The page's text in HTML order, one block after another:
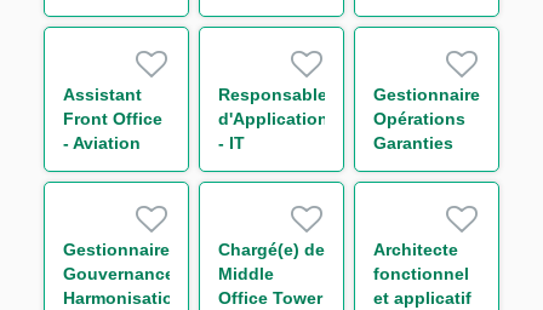
Financements
Transaction
Solutions
Group (CDD)
H/F
Manager
Assistant
Front Office
- Aviation
Group H/F
Responsable
d'Application
- IT
Compliance
Security H/F
Gestionnaire
Opérations
Garanties
France &
Finance H/F
Gestionnaire
Gouvernance
Harmonisation
Chargé(e) de
Middle
Office Tower
Architecte
fonctionnel
et applicatif